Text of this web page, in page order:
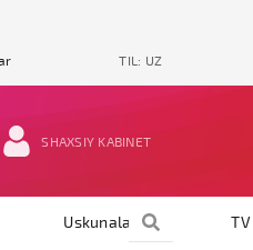
TIL: UZ
SHAXSIY KABINET
Uskunalar